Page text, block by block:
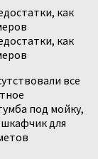
все
под мойку,
для